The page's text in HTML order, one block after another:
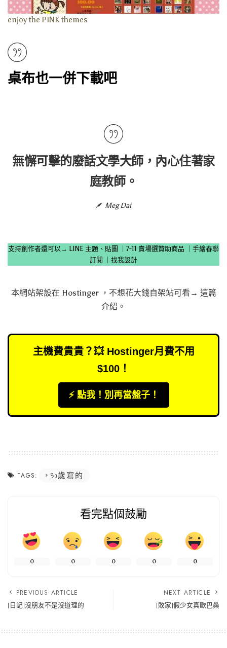
enjoy the PINK themes
桌布也一併下載吧
無懈可擊的廢話文學大師，內心住著家
庭教師。
Meg Dai
支持創作者還可以→ LINE 主題、貼圖 7-11 賣場選贊助商品
手繪春聯
訂閱
找我設計
本網站架設在 Hostinger，不想花大錢自架站可看→ 這篇
介紹 。
主機費貴貴？💥 Hostinger月費不用
$100！
⚡️ 點我！別再當盤子！
TAGS: 30歲寫的
看完點個鼓勵
0 0 0 0 0
PREVIOUS ARTICLE
[日記]沒朋友不是沒道理的
NEXT ARTICLE
[敗家]假少女真歐巴桑